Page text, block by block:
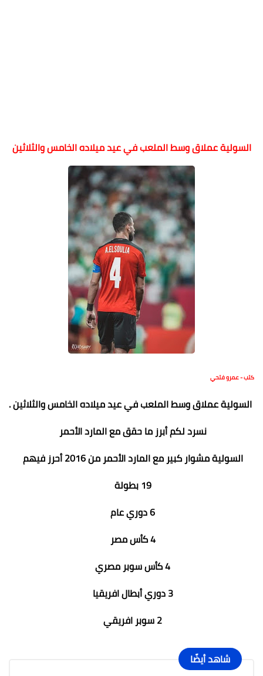
السولية عملاق وسط الملعب في عيد ميلاده الخامس والثلاثين
كتب - عمرو فتحي
السولية عملاق وسط الملعب في عيد ميلاده الخامس والثلاثين .
نسرد لكم أبرز ما حقق مع المارد الأحمر
السولية مشوار كبير مع المارد الأحمر من 2016 أحرز فيهم
19 بطولة
6 دوري عام
4 كأس مصر
4 كأس سوبر مصري
3 دوري أبطال افريقيا
2 سوبر افريقي
شاهد أيضًا